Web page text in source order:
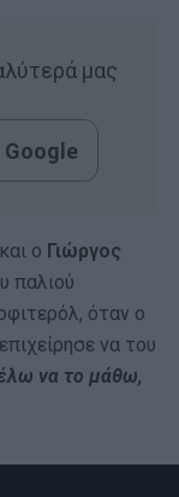
μας
Google
ο Γιώργος
παλιού
όταν ο
να του
να το μάθω,